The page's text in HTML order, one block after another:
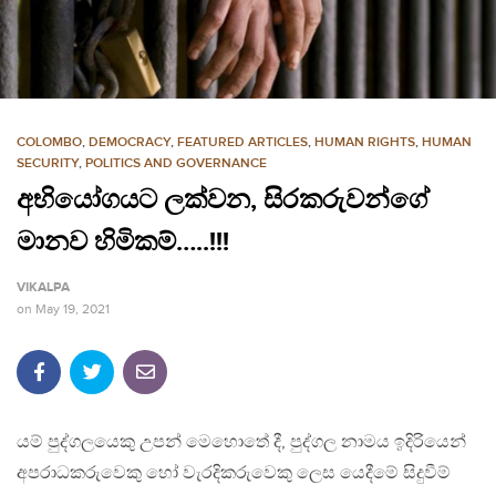
o
n
t
e
COLOMBO, DEMOCRACY, FEATURED ARTICLES, HUMAN RIGHTS, HUMAN
SECURITY, POLITICS AND GOVERNANCE
අභියෝගයට ලක්වන, සිරකරුවන්ගේ
මානව හිමිකම්…..!!!
VIKALPA
on May 19, 2021
යම් පුද්ගලයෙකු උපන් මෙහොතේ දී, පුද්ගල නාමය ඉදිරියෙන්
අපරාධකරුවෙකු හෝ වැරදිකරුවෙකු ලෙස යෙදීමේ සිදුවීම්